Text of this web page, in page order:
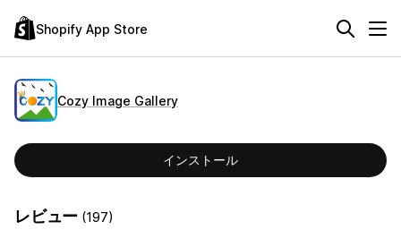
Shopify App Store
Cozy Image Gallery
インストール
レビュー (197)